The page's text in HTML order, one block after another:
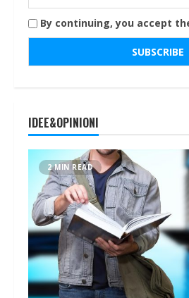
By continuing, you accept
IDEE&OPINIONI
2 MIN READ